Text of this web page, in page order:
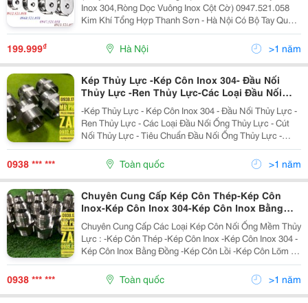
Inox Sus 304 Trần, Cáp Inox 304 Bọc Nhựa
Trắng D3,D4,D5,D6,D8,D10, Khóa Kẹp Cáp Inox
Inox 304,Ròng Dọc Vuông Inox Cột Cờ) 0947.521.058
Kim Khí Tổng Hợp Thanh Sơn - Hà Nội Có Bộ Tay Quay
Inox Kéo Dây Cáp Cột Cờ,Cáp Inox Sus 304 Trần, Cáp
Inox 304 Bọc Nhựa Trắng D3,D4,D5,D6,D8,D10,...
199.999₫ Hà Nội >1 năm
Kép Thủy Lực -Kép Côn Inox 304- Đầu Nối
Thủy Lực -Ren Thủy Lực-Các Loại Đầu Nối
Ống Thủy Lực -Cút Nối Thủy Lực -Tiêu Chuẩn
Đầu Nối Ống Thủy Lực- Catalogue Đầu Nối
Thủy Lực-Kép Nối Thủy Lực-Cách Đọc Thông
Số Ống Thủy Lực-Ren Ống Thủy Lực
-Kép Thủy Lực - Kép Côn Inox 304 - Đầu Nối Thủy Lực -
Ren Thủy Lực - Các Loại Đầu Nối Ống Thủy Lực - Cút
Nối Thủy Lực - Tiêu Chuẩn Đầu Nối Ống Thủy Lực -
Catalogue Đầu Nối Thủy Lực - Khớp Nối Thủy Lực - Kép
Nối Thủy Lực - Các Loại...
0938 *** *** Toàn quốc >1 năm
Chuyên Cung Cấp Kép Côn Thép-Kép Côn
Inox-Kép Côn Inox 304-Kép Côn Inox Bằng
Đồng-Kép Côn Lồi-Kép Côn Lõm-Kép Ren Côn
Inox-Kép Côn Thép Thủy Lực-Kép Côn Inox
Thủy Lực-Kép Côn Nối Ống Mềm Thủy Lực-
Kép Côn 2 Đầu Ren Nhật
Chuyên Cung Cấp Các Loại Kép Côn Nối Ống Mềm Thủy
Lực : -Kép Côn Thép -Kép Côn Inox -Kép Côn Inox 304 -
Kép Côn Inox Bằng Đồng -Kép Côn Lồi -Kép Côn Lõm -
Kép Ren Côn Inox -Kép Côn Thép Thủy Lực -Kép Côn
Inox Thủy Lực -Kép Côn Nối...
0938 *** *** Toàn quốc >1 năm